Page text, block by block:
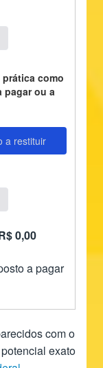
como
pagar ou a
a restituir
0,00
a pagar
com o
exato